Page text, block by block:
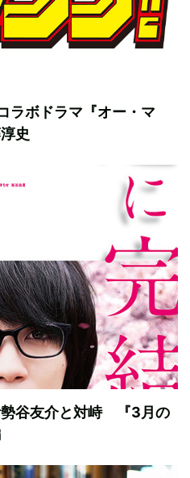
ラボドラマ『オー・マ
史
勢谷友介と対峙 『3月の